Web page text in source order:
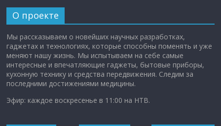
О проекте
Мы рассказываем о новейших научных разработках,
гаджетах и технологиях, которые способны поменять и уже
меняют нашу жизнь. Мы испытываем на себе самые
интересные и впечатляющие гаджеты, бытовые приборы,
кухонную технику и средства передвижения. Следим за
последними достижениями медицины.
Эфир: каждое воскресенье в 11:00 на НТВ.